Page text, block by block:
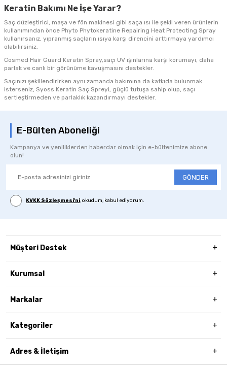
Keratin Bakımı Ne İşe Yarar?
Saç düzleştirici, maşa ve fön makinesi gibi saça ısı ile şekil veren ürünlerin
kullanımından önce Phyto Phytokeratine Repairing Heat Protecting Spray
kullanırsanız, yıpranmış saçların ısıya karşı direncini arttırmaya yardımcı
olabilirsiniz.
Cosmed Hair Guard Keratin Spray,saçı UV ışınlarına karşı korumayı, daha
parlak ve canlı bir görünüme kavuşmasını destekler.
Saçınızı şekillendirirken aynı zamanda bakımına da katkıda bulunmak
isterseniz, Syoss Keratin Saç Spreyi, güçlü tutuşa sahip olup, saçı
sertleştirmeden ve parlaklık kazandırmayı destekler.
E-Bülten Aboneliği
Kampanya ve yeniliklerden haberdar olmak için e-bültenimize abone
olun!
GÖNDER
KVKK Sözleşmesi'ni, okudum, kabul ediyorum.
Müşteri Destek
Kurumsal
Markalar
Kategoriler
Adres & İletişim